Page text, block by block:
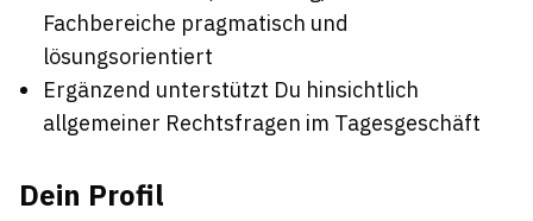
Fachbereiche pragmatisch und
lösungsorientiert
Ergänzend unterstützt Du hinsichtlich
allgemeiner Rechtsfragen im Tagesgeschäft
Dein Profil